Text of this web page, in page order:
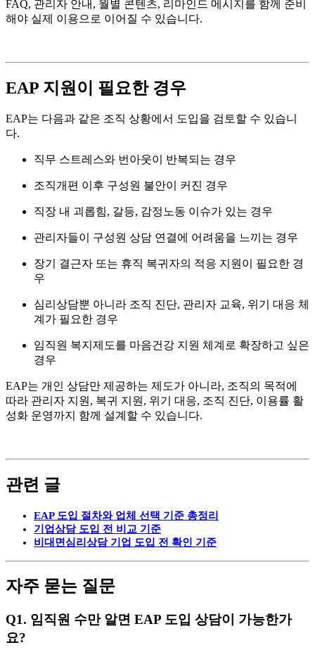
FAQ, 관리자 안내, 월별 콘텐츠, 리마인드 메시지를 함께 준비
해야 실제 이용으로 이어질 수 있습니다.
EAP 지원이 필요한 경우
EAP는 다음과 같은 조직 상황에서 도입을 검토할 수 있습니
다.
직무 스트레스와 번아웃이 반복되는 경우
조직개편 이후 구성원 불안이 커진 경우
직장 내 괴롭힘, 갈등, 감정노동 이슈가 있는 경우
관리자들이 구성원 상담 연결에 어려움을 느끼는 경우
장기 결근자 또는 휴직 복귀자의 적응 지원이 필요한 경
우
심리상담뿐 아니라 조직 진단, 관리자 교육, 위기 대응 체
계가 필요한 경우
임직원 복지제도를 마음건강 지원 체계로 확장하고 싶은
경우
EAP는 개인 상담만 제공하는 제도가 아니라, 조직의 목적에
따라 관리자 지원, 복귀 지원, 위기 대응, 조직 진단, 이용률 활
성화 운영까지 함께 설계할 수 있습니다.
관련 글
EAP 도입 절차와 업체 선택 기준 총정리
기업상담 도입 전 비교 기준
비대면심리상담 기업 도입 전 확인 기준
자주 묻는 질문
Q1. 임직원 수만 알면 EAP 도입 상담이 가능한가
요?